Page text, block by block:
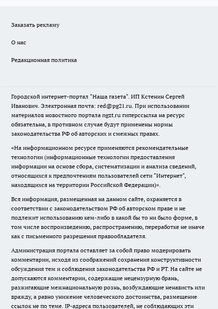
Заказать рекламу
О нас
Редакционная политика
Городской интернет-портал "Наша газета". ИП Кстенин Сергей
Иванович. Электронная почта: red@pg21.ru. При использовании
материалов новостного портала ngzt.ru гиперссылка на ресурс
обязательна, в противном случае будут применены нормы
законодательства РФ об авторских и смежных правах.
«На информационном ресурсе применяются рекомендательные
технологии (информационные технологии предоставления
информации на основе сбора, систематизации и анализа сведений,
относящихся к предпочтениям пользователей сети "Интернет",
находящихся на территории Российской Федерации)».
Вся информация, размещенная на данном сайте, охраняется в
соответствии с законодательством РФ об авторском праве и не
подлежит использованию кем-либо в какой бы то ни было форме, в
том числе воспроизведению, распространению, переработке не иначе
как с письменного разрешения правообладателя.
Администрация портала оставляет за собой право модерировать
комментарии, исходя из соображений сохранения конструктивности
обсуждения тем и соблюдения законодательства РФ и РТ. На сайте не
допускаются комментарии, содержащие нецензурную брань,
разжигающие межнациональную рознь, возбуждающие ненависть или
вражду, а равно унижение человеческого достоинства, размещение
ссылок не по теме. IP-адреса пользователей, не соблюдающих эти